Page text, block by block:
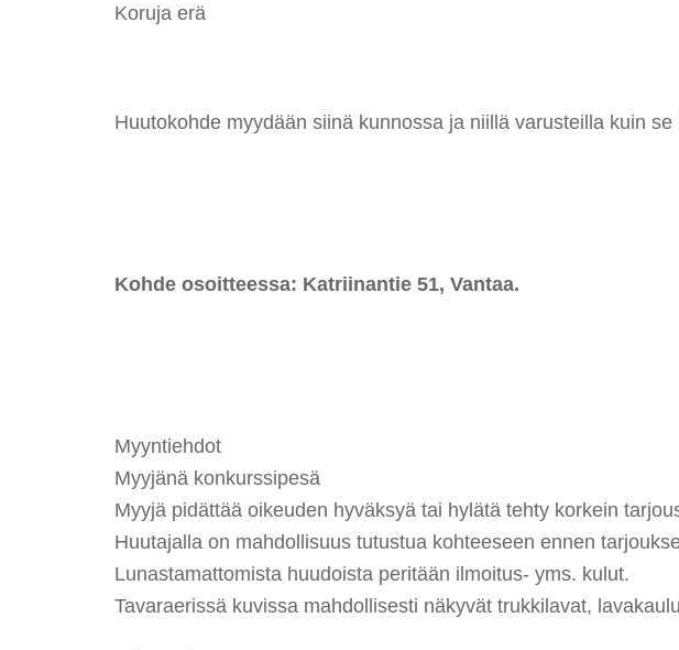
Koruja erä
Huutokohde myydään siinä kunnossa ja niillä varusteilla kuin
Kohde osoitteessa: Katriinantie 51, Vantaa.
Myyntiehdot
Myyjänä konkurssipesä
Myyjä pidättää oikeuden hyväksyä tai hylätä tehty korkein
Huutajalla on mahdollisuus tutustua kohteeseen ennen
Lunastamattomista huudoista peritään ilmoitus- yms. kulut.
Tavaraerissä kuvissa mahdollisesti näkyvät trukkilavat,